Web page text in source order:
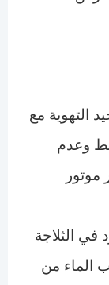
التهوية مع
وعدم
موتور
في الثلاجة
الماء من